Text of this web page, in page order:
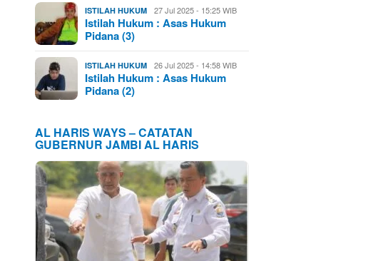
ISTILAH HUKUM 27 Jul 2025 - 15:25 WIB
Istilah Hukum : Asas Hukum
Pidana (3)
ISTILAH HUKUM 26 Jul 2025 - 14:58 WIB
Istilah Hukum : Asas Hukum
Pidana (2)
AL HARIS WAYS – CATATAN
GUBERNUR JAMBI AL HARIS